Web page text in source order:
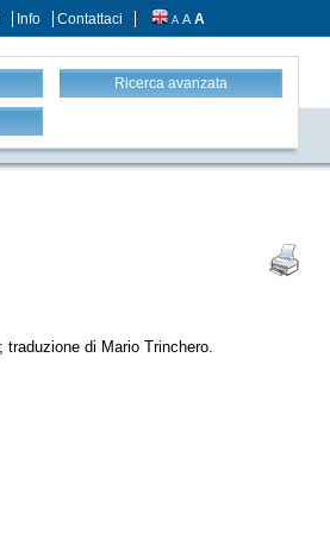
Info Contattaci A A A
Ricerca avanzata